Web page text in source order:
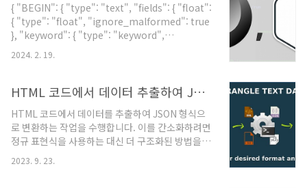
Ingress 컨트롤러를 활성화할 수 있습니
다.minikube addons enable ingress2단계:
ConfigMap 수정ingress-nginx의 설정을 변경하
기 위해 ConfigMap을 수정해야 합니다. 이를 위해
{ "BEGIN": { "type": "text", "fields": { "float":
{ "type": "float", "ignore_malformed": true
}, "keyword": { "type": "keyword",
"ignore_above": 128 } } }, "END": { "type":
"text", "fields": { "float": { "type": "float",
"type": "keyword", "ignore_above": 128 } }
처럼 바꾸기 위한 jq 명령어에 대한 예시입니다. {
"BEGIN" : ... } { "END": .....
2024. 2. 19.
HTML 코드에서 데이터 추출하여 JSON 형식 변환
HTML 코드에서 데이터를 추출하여 JSON 형식으
로 변환하는 작업을 수행합니다. 이를 간소화하려면
정규 표현식을 사용하는 대신 더 구조화된 방법을
사용하는 것이 좋습니다. 다음은 Python을 사용하
여 같은 작업을 수행하는 방법입니다. Python은 정
2023. 9. 23.